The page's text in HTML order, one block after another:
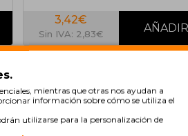
3,42€
Sin IVA: 2,83€
mientras que otras nos ayudan a
información sobre cómo se utiliza el
utilizarse para la personalización de